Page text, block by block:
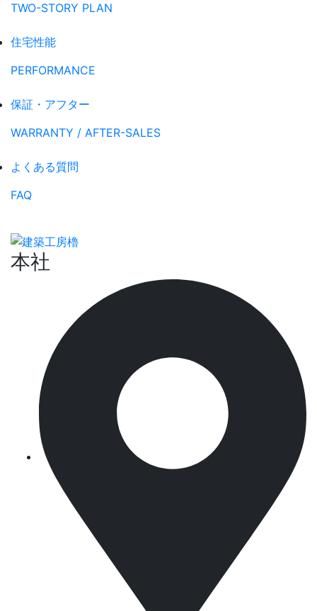
TWO-STORY PLAN
住宅性能
PERFORMANCE
保証・アフター
WARRANTY / AFTER-SALES
よくある質問
FAQ
本社